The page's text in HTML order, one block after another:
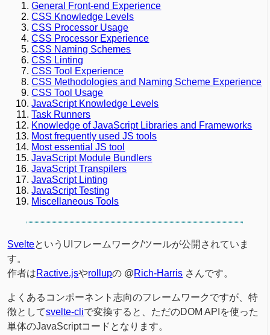
General Front-end Experience
CSS Knowledge Levels
CSS Processor Usage
CSS Processor Experience
CSS Naming Schemes
CSS Linting
CSS Tool Experience
CSS Methodologies and Naming Scheme Experience
CSS Tool Usage
JavaScript Knowledge Levels
Task Runners
Knowledge of JavaScript Libraries and Frameworks
Most frequently used JS tools
Most essential JS tool
JavaScript Module Bundlers
JavaScript Transpilers
JavaScript Linting
JavaScript Testing
Miscellaneous Tools
SvelteというUIフレームワーク/ツールが公開されていま
す。
作者はRactive.jsやrollupの @Rich-Harris さんです。
よくあるコンポーネント志向のフレームワークですが、特
徴としてsvelte-cliで変換すると、ただのDOM APIを使った
単体のJavaScriptコードとなります。